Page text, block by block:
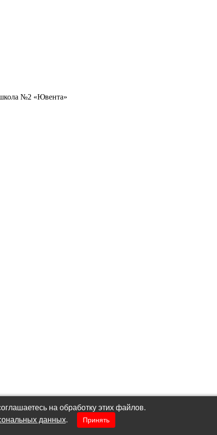
№2 «Ювента»
на обработку этих файлов.
данных. Принять